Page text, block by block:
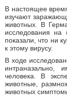
В настоящее
изучают
животных. В
исследования на
показали, что ни
к этому вирусу.
В ходе
интраназально,
человека. В
животные,
животных